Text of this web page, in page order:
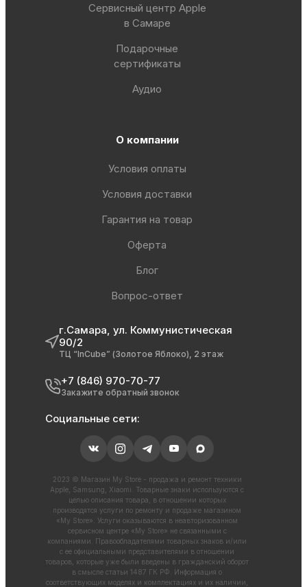
Сервисный центр Apple
в Самаре
Подарочные
сертификаты
Аудио
О компании
Условия оплаты
Условия доставки
Гарантия на товар
Оферта
Блог
Вопрос-ответ
г.Самара, ул. Коммунистическая
90/2
ТЦ “InCube” (Золотое Яблоко), 2 этаж
+7 (846) 970-70-77
Закажите обратный звонок
Социальные сети:
2023 © Магазин My Store - продажа и ремонт техники
Apple, Samsung, Xiaomi. Товарные знаки используются с
целью описания товара, в отношении которых
производятся услуги по ремонту и продаже магазином
«My Store». Услуги оказываются в неавторизованном
сервисном центре «My Store» не связанными с
компаниями. Правообладателями товарных знаков и/или
с ее официальными представителями в отношении
товаров, которые уже были введены в гражданский оборот
в смысле статьи 1487 ГК РФ. Информация о
соответствующих моделях и комплектациях и их наличии,